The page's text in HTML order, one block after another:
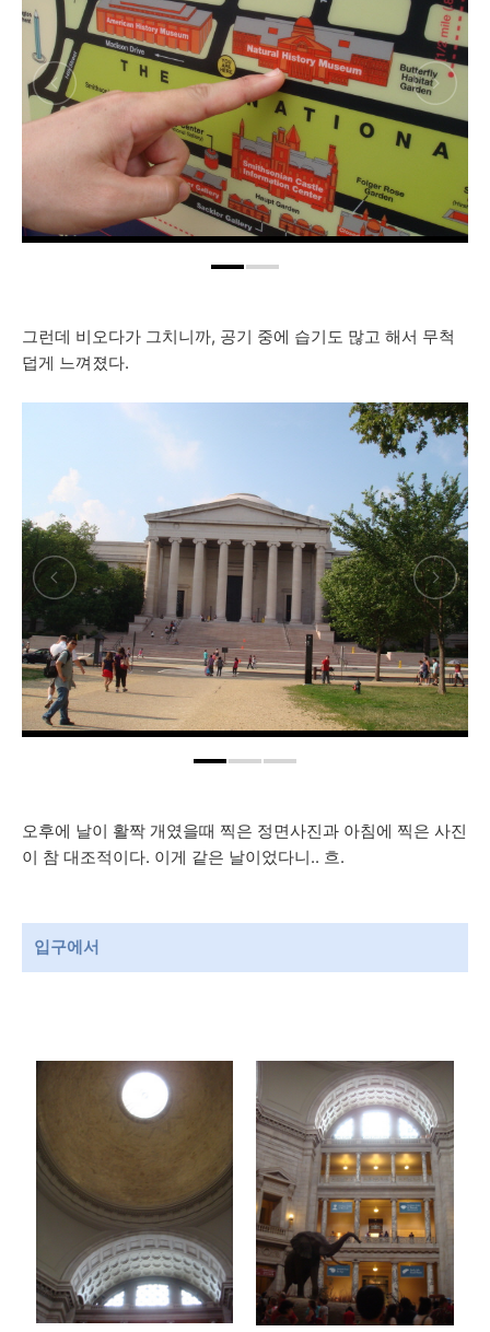
그런데 비오다가 그치니까, 공기 중에 습기도 많고 해서 무척
덥게 느껴졌다.
오후에 날이 활짝 개였을때 찍은 정면사진과 아침에 찍은 사진
이 참 대조적이다. 이게 같은 날이었다니.. 흐.
입구에서